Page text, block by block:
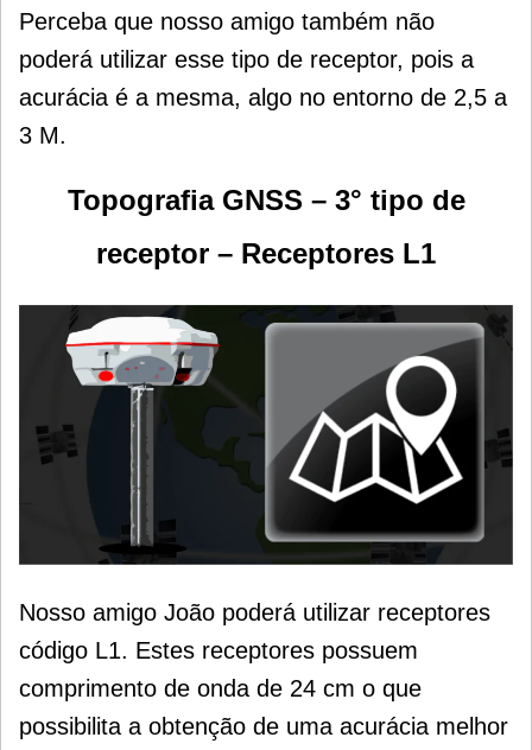
Perceba que nosso amigo também não
poderá utilizar esse tipo de receptor, pois a
acurácia é a mesma, algo no entorno de 2,5 a
3 M.
Topografia GNSS – 3° tipo de
receptor – Receptores L1
Nosso amigo João poderá utilizar receptores
código L1. Estes receptores possuem
comprimento de onda de 24 cm o que
possibilita a obtenção de uma acurácia melhor